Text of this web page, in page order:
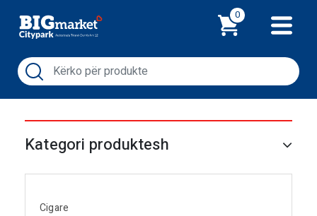
0
Kategori produktesh
Cigare